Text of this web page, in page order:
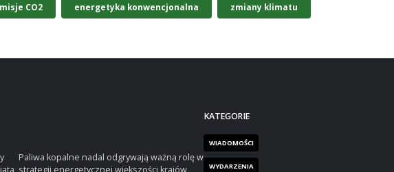
CO2 energetyka konwencjonalna zmiany klimatu
Paliwa kopalne nadal odgrywają ważną rolę w
KATEGORIE
WIADOMOŚCI
WYDARZENIA